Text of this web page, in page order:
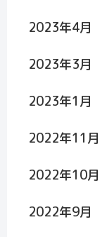
2023年4月
2023年3月
2023年1月
2022年11月
2022年10月
2022年9月